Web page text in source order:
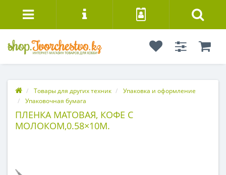
Товары для других техник
Упаковка и оформление
Упаковочная бумага
ПЛЕНКА МАТОВАЯ, КОФЕ С
МОЛОКОМ,0.58×10М.